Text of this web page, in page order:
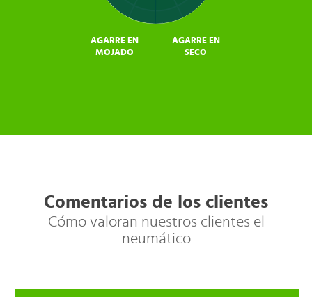
AGARRE EN
SECO
AGARRE EN
MOJADO
Comentarios de los clientes
Cómo valoran nuestros clientes el
neumático